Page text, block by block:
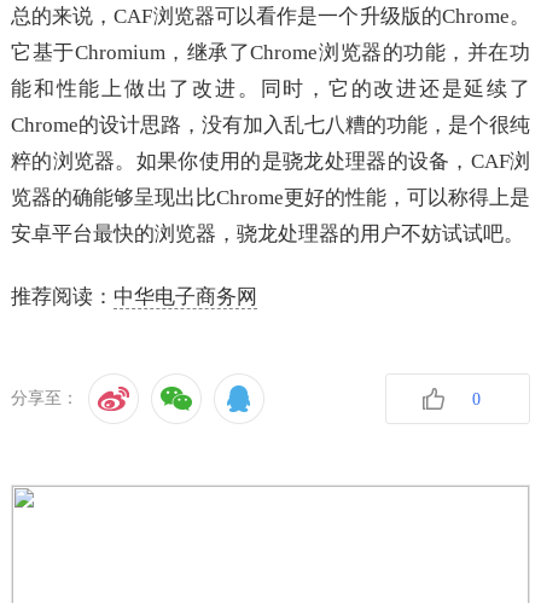
总的来说，CAF浏览器可以看作是一个升级版的Chrome。
它基于Chromium，继承了Chrome浏览器的功能，并在功
能和性能上做出了改进。同时，它的改进还是延续了
Chrome的设计思路，没有加入乱七八糟的功能，是个很纯
粹的浏览器。如果你使用的是骁龙处理器的设备，CAF浏
览器的确能够呈现出比Chrome更好的性能，可以称得上是
安卓平台最快的浏览器，骁龙处理器的用户不妨试试吧。
推荐阅读： 中华电子商务网
分享至： 0